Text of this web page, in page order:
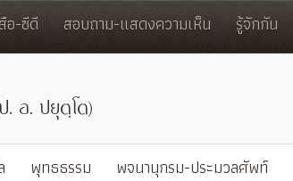
อ-ซีดี สอบถาม-แสดงความเห็น รู้จักกัน
พุทธธรรม พจนานุกรม-ประมวลศัพท์